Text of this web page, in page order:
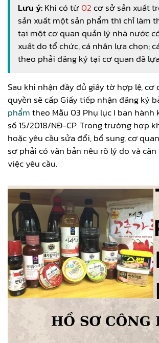
Lưu ý:Khi có từ02cơ sở sản xuất
sản xuất một sản phẩm thì chỉ làm
tại một cơ quan quản lý nhà nước
xuất do tổ chức, cá nhân lựa chọn;
theo phải đăng ký tại cơ quan đã
Sau khi nhận đầy đủ giấy tờ hợp lệ, cơ
quyền sẽ cấp Giấy tiếp nhận đăng ký
phẩmtheo Mẫu 03 Phụ lục I ban hành
số 15/2018/NĐ-CP. Trong trường hợp
hoặc yêu cầu sửa đổi, bổ sung, cơ
sơ phải có văn bản nêu rõ lý do và
việc yêu cầu.